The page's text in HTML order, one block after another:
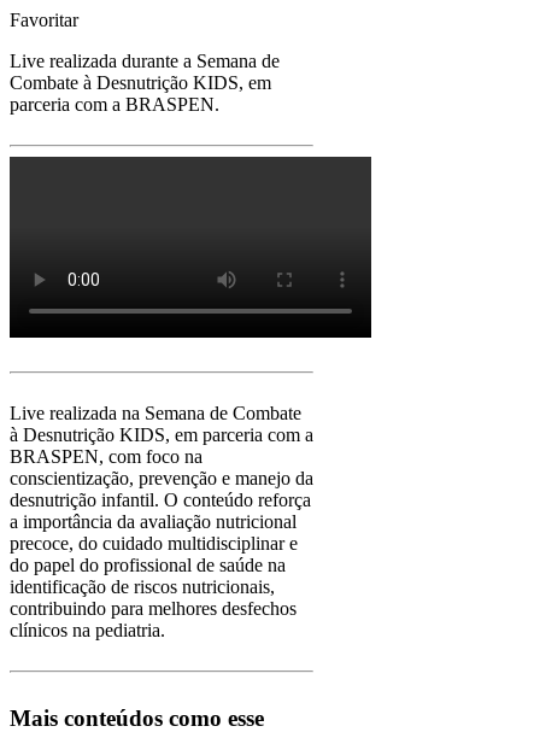
Favoritar
Live realizada durante a Semana de
Combate à Desnutrição KIDS, em
parceria com a BRASPEN.
Live realizada na Semana de Combate
à Desnutrição KIDS, em parceria com a
BRASPEN, com foco na
conscientização, prevenção e manejo da
desnutrição infantil. O conteúdo reforça
a importância da avaliação nutricional
precoce, do cuidado multidisciplinar e
do papel do profissional de saúde na
identificação de riscos nutricionais,
contribuindo para melhores desfechos
clínicos na pediatria.
Mais conteúdos como esse